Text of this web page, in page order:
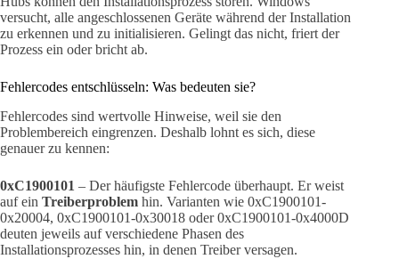
versucht, alle angeschlossenen Geräte während der Installation
zu erkennen und zu initialisieren. Gelingt das nicht, friert der
Prozess ein oder bricht ab.
Fehlercodes entschlüsseln: Was bedeuten sie?
Fehlercodes sind wertvolle Hinweise, weil sie den
Problembereich eingrenzen. Deshalb lohnt es sich, diese
genauer zu kennen:
0xC1900101 – Der häufigste Fehlercode überhaupt. Er weist
auf ein Treiberproblem hin. Varianten wie 0xC1900101-
0x20004, 0xC1900101-0x30018 oder 0xC1900101-0x4000D
deuten jeweils auf verschiedene Phasen des
Installationsprozesses hin, in denen Treiber versagen.